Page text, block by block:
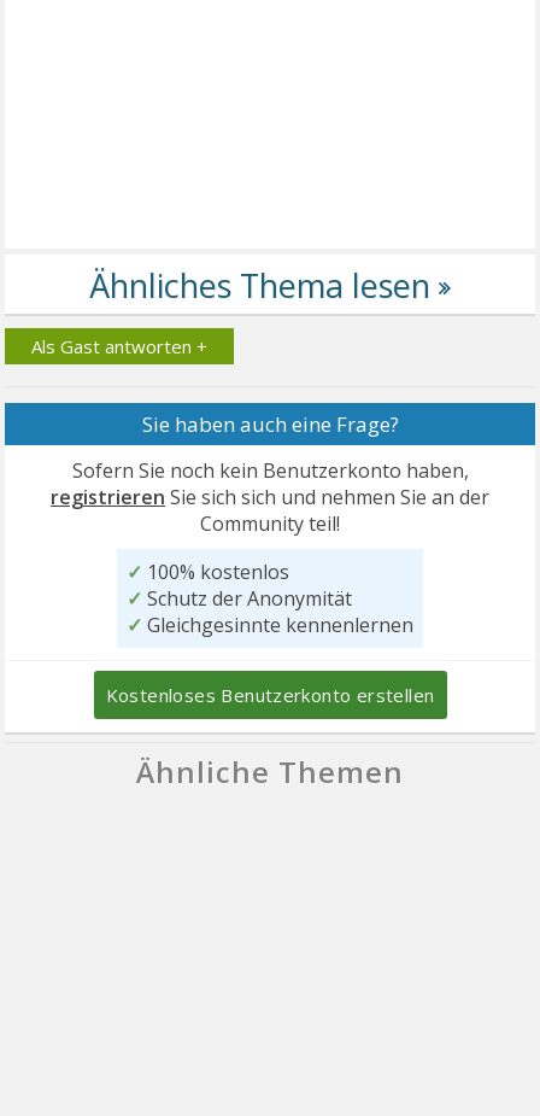
Als Gast antworten +
Sie haben auch eine Frage?
Sofern Sie noch kein Benutzerkonto haben,
registrieren Sie sich sich und nehmen Sie an der
Community teil!
✓ 100% kostenlos
✓ Schutz der Anonymität
✓ Gleichgesinnte kennenlernen
Kostenloses Benutzerkonto erstellen
Ähnliche Themen